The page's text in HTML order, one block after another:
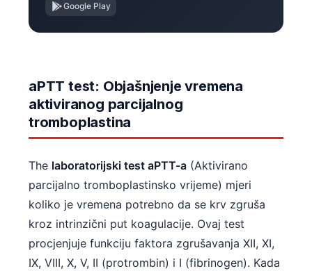
Google Play
aPTT test: Objašnjenje vremena
aktiviranog parcijalnog
tromboplastina
The laboratorijski test aPTT-a (Aktivirano
parcijalno tromboplastinsko vrijeme) mjeri
koliko je vremena potrebno da se krv zgruša
kroz intrinzični put koagulacije. Ovaj test
procjenjuje funkciju faktora zgrušavanja XII, XI,
IX, VIII, X, V, II (protrombin) i I (fibrinogen). Kada